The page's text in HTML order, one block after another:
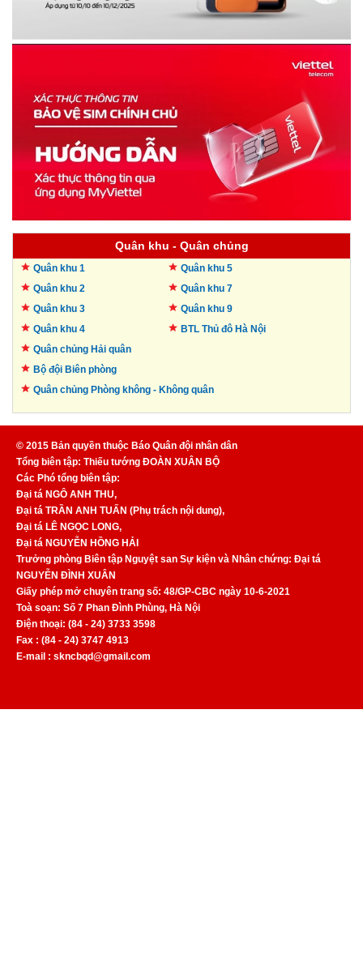
Quân khu - Quân chủng
Quân khu 1
Quân khu 2
Quân khu 3
Quân khu 4
Quân khu 5
Quân khu 7
Quân khu 9
BTL Thủ đô Hà Nội
Quân chủng Hải quân
Bộ đội Biên phòng
Quân chủng Phòng không - Không quân
© 2015 Bản quyền thuộc Báo Quân đội nhân dân
Tổng biên tập: Thiếu tướng ĐOÀN XUÂN BỘ
Các Phó tổng biên tập:
Đại tá NGÔ ANH THU,
Đại tá TRẦN ANH TUẤN (Phụ trách nội dung),
Đại tá LÊ NGỌC LONG,
Đại tá NGUYỄN HỒNG HẢI
Trưởng phòng Biên tập Nguyệt san Sự kiện và Nhân chứng: Đại tá
NGUYỄN ĐÌNH XUÂN
Giấy phép mở chuyên trang số: 48/GP-CBC ngày 10-6-2021
Toà soạn: Số 7 Phan Đình Phùng, Hà Nội
Điện thoại: (84 - 24) 3733 3598
Fax : (84 - 24) 3747 4913
E-mail : skncbqd@gmail.com